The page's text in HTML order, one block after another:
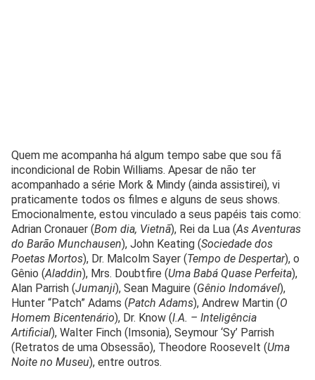
Quem me acompanha há algum tempo sabe que sou fã
incondicional de Robin Williams. Apesar de não ter
acompanhado a série Mork & Mindy (ainda assistirei), vi
praticamente todos os filmes e alguns de seus shows.
Emocionalmente, estou vinculado a seus papéis tais como:
Adrian Cronauer (Bom dia, Vietnã), Rei da Lua (As Aventuras
do Barão Munchausen), John Keating (Sociedade dos
Poetas Mortos), Dr. Malcolm Sayer (Tempo de Despertar), o
Gênio (Aladdin), Mrs. Doubtfire (Uma Babá Quase Perfeita),
Alan Parrish (Jumanji), Sean Maguire (Gênio Indomável),
Hunter “Patch” Adams (Patch Adams), Andrew Martin (O
Homem Bicentenário), Dr. Know (I.A. – Inteligência
Artificial), Walter Finch (Imsonia), Seymour ‘Sy’ Parrish
(Retratos de uma Obsessão), Theodore Roosevelt (Uma
Noite no Museu), entre outros.